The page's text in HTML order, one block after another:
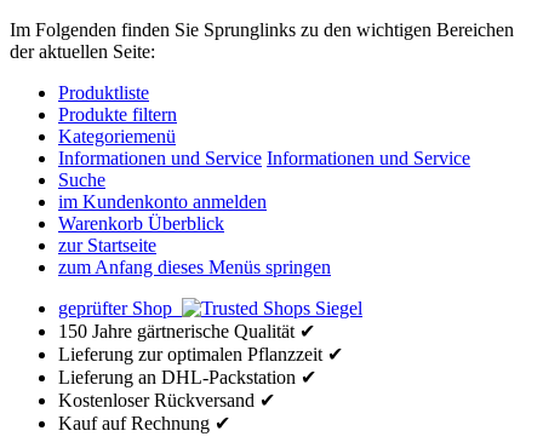
Im Folgenden finden Sie Sprunglinks zu den wichtigen Bereichen
der aktuellen Seite:
Produktliste
Produkte filtern
Kategoriemenü
Informationen und Service Informationen und Service
Suche
im Kundenkonto anmelden
Warenkorb Überblick
zur Startseite
zum Anfang dieses Menüs springen
geprüfter Shop
150 Jahre gärtnerische Qualität ✔
Lieferung zur optimalen Pflanzzeit ✔
Lieferung an DHL-Packstation ✔
Kostenloser Rückversand ✔
Kauf auf Rechnung ✔